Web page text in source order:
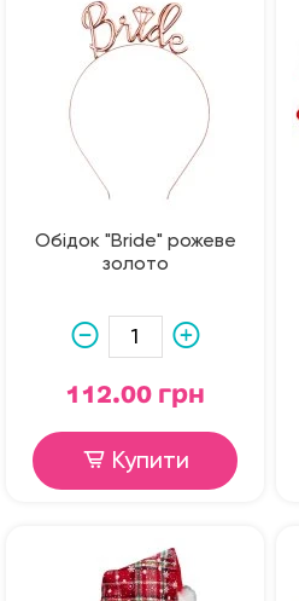
Обідок "Bride" рожеве
золото
112.00 грн
Купити